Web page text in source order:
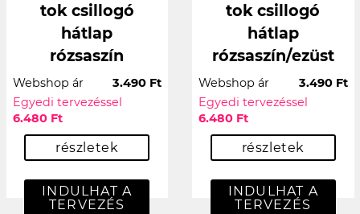
tok csillogó
hátlap
rózsaszín
Webshop ár
3.490 Ft
Egyedi tervezéssel
6.480 Ft
részletek
INDULHAT A
TERVEZÉS
tok csillogó
hátlap
rózsaszín/ezüst
Webshop ár
3.490 Ft
Egyedi tervezéssel
6.480 Ft
részletek
INDULHAT A
TERVEZÉS